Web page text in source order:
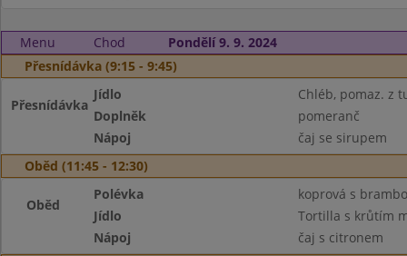
Menu Chod
Pondělí 9. 9. 2024
Přesnídávka (9:15 - 9:45)
Přesnídávka
Jídlo
Chléb, pomaz. z
Doplněk
pomeranč
Nápoj
čaj se sirupem
Oběd (11:45 - 12:30)
Oběd
Polévka
koprová s
Jídlo
Tortilla s krůtím
Nápoj
čaj s citronem